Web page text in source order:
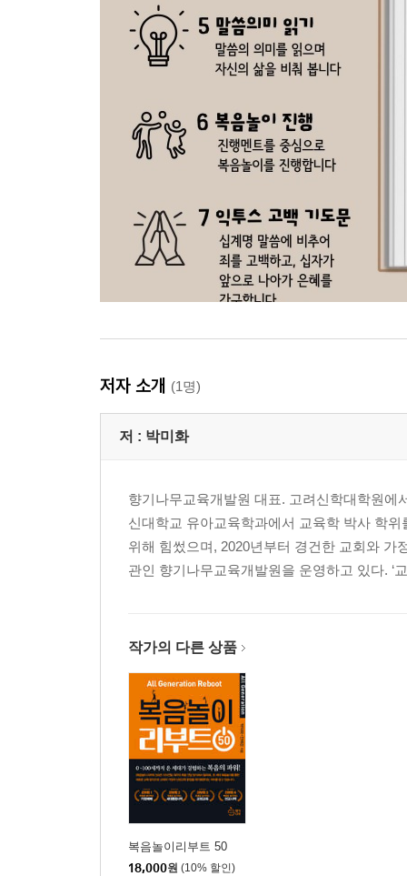
저자 소개 (1명)
저 : 박미화
향기나무교육개발원 대표. 고려신학대학원
신대학교 유아교육학과에서 교육학 박사 학
위해 힘썼으며, 2020년부터 경건한 교회와
관인 향기나무교육개발원을 운영하고 있다. ‘
작가의 다른 상품
복음놀이리부트 50
18,000원 (10% 할인)